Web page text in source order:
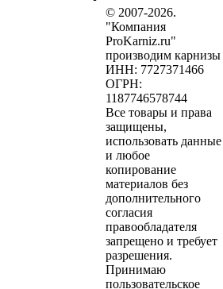
© 2007-2026.
"Компания
ProKarniz.ru"
производим карнизы
ИНН: 7727371466
ОГРН:
1187746578744
Все товары и права
защищены,
использовать данные
и любое
копирование
материалов без
дополнительного
согласия
правообладателя
запрещено и требует
разрешения.
Принимаю
пользовательское